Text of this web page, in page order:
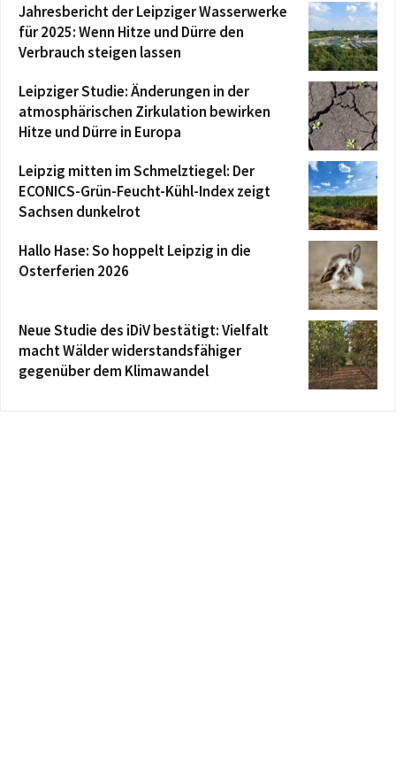
Jahresbericht der Leipziger Wasserwerke
für 2025: Wenn Hitze und Dürre den
Verbrauch steigen lassen
Leipziger Studie: Änderungen in der
atmosphärischen Zirkulation bewirken
Hitze und Dürre in Europa
Leipzig mitten im Schmelztiegel: Der
ECONICS-Grün-Feucht-Kühl-Index zeigt
Sachsen dunkelrot
Hallo Hase: So hoppelt Leipzig in die
Osterferien 2026
Neue Studie des iDiV bestätigt: Vielfalt
macht Wälder widerstandsfähiger
gegenüber dem Klimawandel